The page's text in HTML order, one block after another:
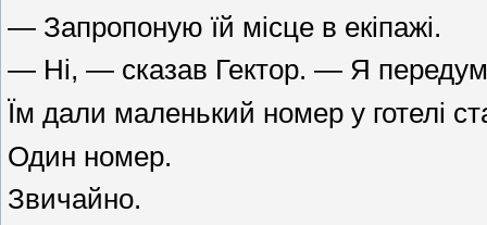
— Запропоную їй місце в екіпажі.
— Ні, — сказав Гектор. — Я
Їм дали маленький номер у готелі
Один номер.
Звичайно.